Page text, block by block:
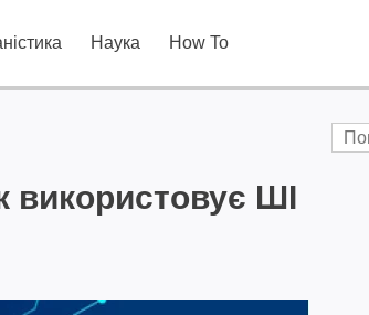
Наука How To
використовує ШІ